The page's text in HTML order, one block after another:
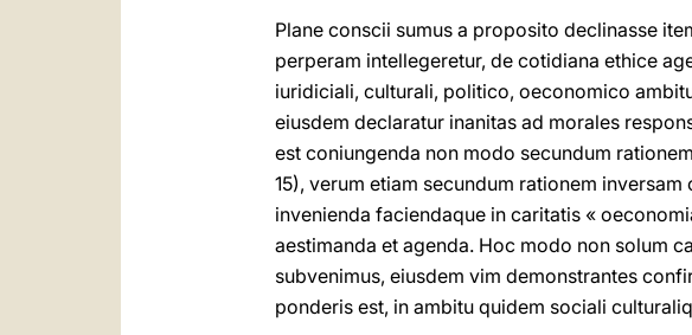
Plane conscii sumus a proposito declinasse
perperam intellegeretur, de cotidiana ethice
iuridiciali, culturali, politico, oeconomico
eiusdem declaratur inanitas ad morales
est coniungenda non modo secundum
15), verum etiam secundum rationem
invenienda faciendaque in caritatis «
aestimanda et agenda. Hoc modo non solum
subvenimus, eiusdem vim demonstrantes
ponderis est, in ambitu quidem sociali